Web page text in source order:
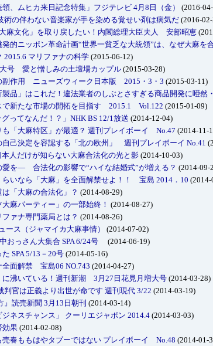
、ムヒカ来日記念特集」フジテレビ 4月8日（金）
(2016-
術の伴わない音楽家が手を染める覚せい剤は病気だ (2016-
麻文化」を取り戻したい！内閣総理大臣夫人 安部昭恵
的ニッポン革命計画“世界一貧乏な大統領”は、なぜ大麻を
2015.6 マリファナの科学(2015-06-12)
号 愛と憎しみの土壇場カップル (2015-03-28)
副作用 ニューズウィーク日本版 2015・3・3 (2015-03-11)
品」はこれだ！違法業者のしぶとさすぎる商品開発に唖然
で新たな市場の開拓を目指す 2015.1 Vol.122 (2015-01-09)
ってなんだ！？」NHK BS 12/1放送 (2014-12-04)
も「大麻特区」が最適？ 週刊プレイボーイ No.47 (2014-11-
自己決定を容認する「北の欧州」 週刊プレイボーイ No.41
人だけが知らない大麻合法化の光と影 (2014-10-03)
愛を― 合法化の影響で“ハイな結婚式”が増える？ (2014-09-
らいなら「大麻」を全面解禁せよ！！ 宝島 2014．10 (2014-
「大麻の合法化」？ (2014-08-29)
麻パーティー」の一部始終！ (2014-08-27)
ァナ専門薬局とは？ (2014-08-26)
ース（ジャマイカ大麻事情）
(2014-07-02)
おっさん大集合 SPA 6/24号
(2014-06-19)
SPA 5/13－20号 (2014-05-16)
全面解禁 宝島06 NO.743 (2014-04-27)
に沸いている！週刊新潮 3月27日花見月増大号 (2014-03-28)
判官は正義より出世が命です 週刊現代 3/22 (2014-03-19)
』読売新聞 3月13日朝刊 (2014-03-14)
ネスチャンス」 クーリエジャポン 2014.4 (2014-03-03)
効果 (2014-02-08)
春ももはやタブーではない プレイボーイ No.48 (2014-01-